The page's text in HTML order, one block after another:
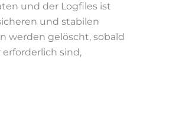
und der Logfiles ist
und stabilen
werden gelöscht, sobald
sind,